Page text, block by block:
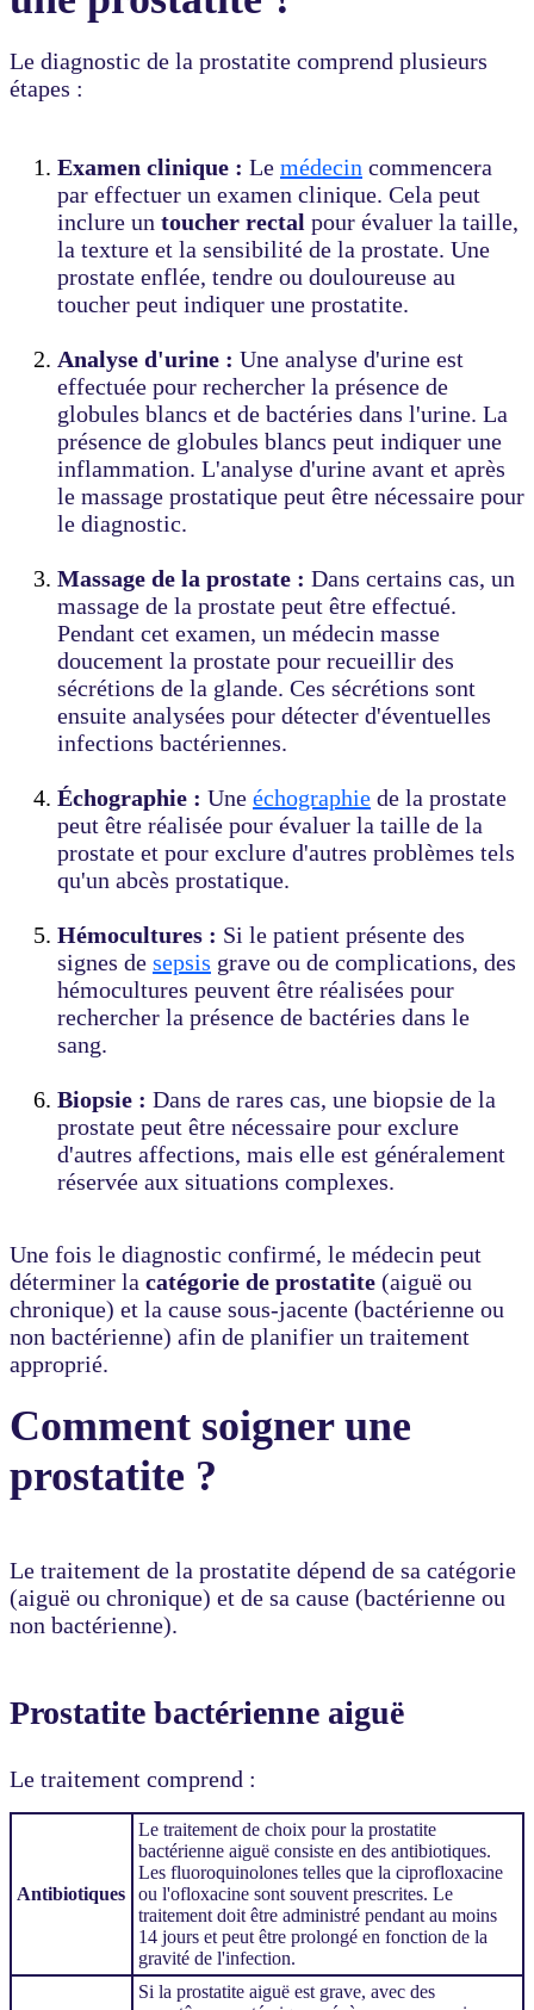
Le diagnostic de la prostatite comprend plusieurs
étapes :
Examen clinique : Le médecin commencera
par effectuer un examen clinique. Cela peut
inclure un toucher rectal pour évaluer la taille,
la texture et la sensibilité de la prostate. Une
prostate enflée, tendre ou douloureuse au
toucher peut indiquer une prostatite.
Analyse d'urine : Une analyse d'urine est
effectuée pour rechercher la présence de
globules blancs et de bactéries dans l'urine. La
présence de globules blancs peut indiquer une
inflammation. L'analyse d'urine avant et après
le massage prostatique peut être nécessaire pour
le diagnostic.
Massage de la prostate : Dans certains cas, un
massage de la prostate peut être effectué.
Pendant cet examen, un médecin masse
doucement la prostate pour recueillir des
sécrétions de la glande. Ces sécrétions sont
ensuite analysées pour détecter d'éventuelles
infections bactériennes.
Échographie : Une échographie de la prostate
peut être réalisée pour évaluer la taille de la
prostate et pour exclure d'autres problèmes tels
qu'un abcès prostatique.
Hémocultures : Si le patient présente des
signes de sepsis grave ou de complications, des
hémocultures peuvent être réalisées pour
rechercher la présence de bactéries dans le
sang.
Biopsie : Dans de rares cas, une biopsie de la
prostate peut être nécessaire pour exclure
d'autres affections, mais elle est généralement
réservée aux situations complexes.
Une fois le diagnostic confirmé, le médecin peut
déterminer la catégorie de prostatite (aiguë ou
chronique) et la cause sous-jacente (bactérienne ou
non bactérienne) afin de planifier un traitement
approprié.
Comment soigner une
prostatite ?
Le traitement de la prostatite dépend de sa catégorie
(aiguë ou chronique) et de sa cause (bactérienne ou
non bactérienne).
Prostatite bactérienne aiguë
Le traitement comprend :
Antibiotiques
Le traitement de choix pour la prostatite
bactérienne aiguë consiste en des antibiotiques.
Les fluoroquinolones telles que la ciprofloxacine
ou l'ofloxacine sont souvent prescrites. Le
traitement doit être administré pendant au moins
14 jours et peut être prolongé en fonction de la
gravité de l'infection.
Si la prostatite aiguë est grave, avec des